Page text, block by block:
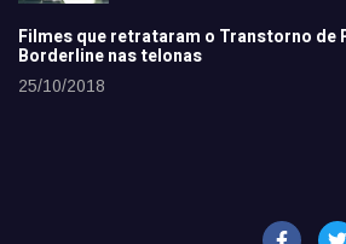
Filmes que retrataram o Transtorno de
Borderline nas telonas
25/10/2018